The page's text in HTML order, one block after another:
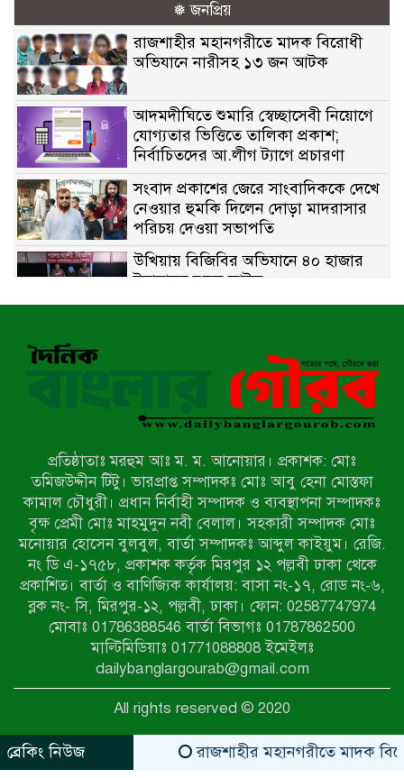
❅ জনপ্রিয়
রাজশাহীর মহানগরীতে মাদক বিরোধী
অভিযানে নারীসহ ১৩ জন আটক
আদমদীঘিতে শুমারি স্বেচ্ছাসেবী নিয়োগে
যোগ্যতার ভিত্তিতে তালিকা প্রকাশ;
নির্বাচিতদের আ.লীগ ট্যাগে প্রচারণা
সংবাদ প্রকাশের জেরে সাংবাদিককে দেখে
নেওয়ার হুমকি দিলেন দোড়া মাদরাসার
পরিচয় দেওয়া সভাপতি
উখিয়ায় বিজিবির অভিযানে ৪০ হাজার
ইয়াবাসহ যুবক আটক
হিন্দু বৌদ্ধ খ্রিস্টান কল্যাণ ফ্রন্টের
নীলফামারী কমিটি নিয়ে প্রশ্ন, প্রতিবাদে
দরিয়ানগরে প্যারাসেইলিং দুর্ঘটনায় পর্যটক
নিহত: হত্যা মামলার প্রধান আসামি ঢাকায়
র‌্যাবের জালে
আদাচাকী দক্ষিণপাড়া ফ্রেন্ডস ক্লাবের
আয়োজনে ফুটবল টুর্নামেন্টের ফাইনাল
অনুষ্ঠিত
নওগাঁর বদলগাছীতে মানাপের
সচেতনতামূলক নাটক ‘পালাবদল’ মঞ্চস্থ
কিশোরদের মাদক-গেমের আসক্তি
ঠেকাতে, ‘এসো গড়ি নতুন দেশ’-এর
ফুটবল বিতরণ
প্রতিষ্ঠাতাঃ মরহুম আঃ ম. ম. আনোয়ার। প্রকাশক: মোঃ
তমিজউদ্দীন টিটু। ভারপ্রাপ্ত সম্পাদকঃ মোঃ আবু হেনা মোস্তফা
কামাল চৌধুরী। প্রধান নির্বাহী সম্পাদক ও ব্যবস্থাপনা সম্পাদকঃ
বৃক্ষ প্রেমী মোঃ মাহমুদুন নবী বেলাল। সহকারী সম্পাদক মোঃ
মনোয়ার হোসেন বুলবুল, বার্তা সম্পাদকঃ আব্দুল কাইয়ুম। রেজি.
নং ডি এ-১৭৫৮, প্রকাশক কর্তৃক মিরপুর ১২ পল্লবী ঢাকা থেকে
প্রকাশিত। বার্তা ও বাণিজ্যিক কার্যালয়: বাসা নং-১৭, রোড নং-৬,
ব্লক নং- সি, মিরপুর-১২, পল্লবী, ঢাকা। ফোন: 02587747974
মোবাঃ 01786388546 বার্তা বিভাগঃ 01787862500
মাল্টিমিডিয়াঃ 01771088808 ইমেইলঃ
dailybanglargourab@gmail.com
All rights reserved © 2020
ব্রেকিং নিউজ
রাজশাহীর মহানগরীতে মাদক